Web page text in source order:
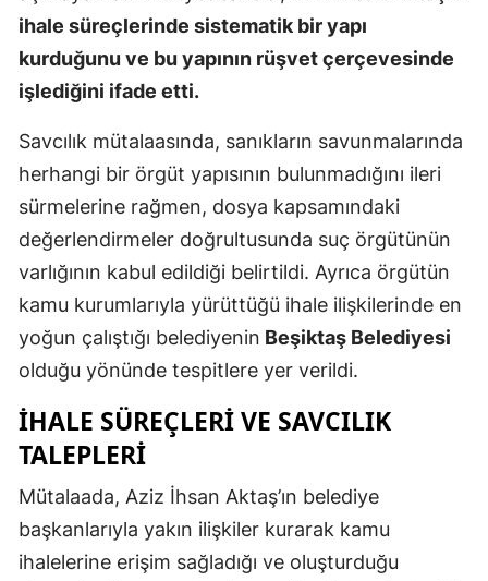
Kayseri
Kırşehir
Kocaeli
Konya
Kütahya
Malatya
ihale süreçlerinde sistematik bir yapı
kurduğunu ve bu yapının rüşvet çerçevesinde
işlediğini ifade etti.
Savcılık mütalaasında, sanıkların savunmalarında
herhangi bir örgüt yapısının bulunmadığını ileri
sürmelerine rağmen, dosya kapsamındaki
değerlendirmeler doğrultusunda suç örgütünün
varlığının kabul edildiği belirtildi. Ayrıca örgütün
kamu kurumlarıyla yürüttüğü ihale ilişkilerinde en
yoğun çalıştığı belediyenin Beşiktaş Belediyesi
olduğu yönünde tespitlere yer verildi.
İHALE SÜREÇLERI VE SAVCILIK
TALEPLERI
Mütalaada, Aziz İhsan Aktaş’ın belediye
başkanlarıyla yakın ilişkiler kurarak kamu
ihalelerine erişim sağladığı ve oluşturduğu